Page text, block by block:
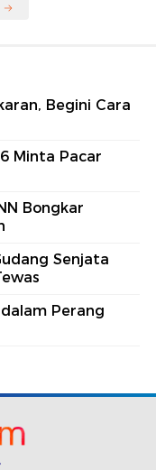
Begini Cara
Minta Pacar
Bongkar
Senjata
Perang